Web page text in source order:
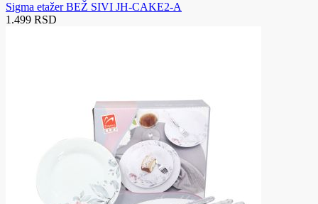
Sigma etažer BEŽ SIVI JH-CAKE2-A
1.499 RSD